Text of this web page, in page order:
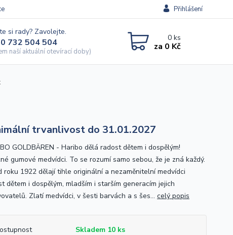
Přihlášení
si rady? Zavolejte.
732 504 504
naší aktuální otevírací doby)
0ks
za 0 Kč
trvanlivost do 31.01.2027
GOLDBÄREN - Haribo dělá radost dětem i dospělým!
gumové medvídci. To se rozumí samo sebou, že je zná každý.
roku 1922 dělají tihle originální a nezaměnitelní medvídci
dětem i dospělým, mladším i starším generacím jejich
Zlatí medvídci, v šesti barvách a s šes... celý popis
Skladem 10 ks